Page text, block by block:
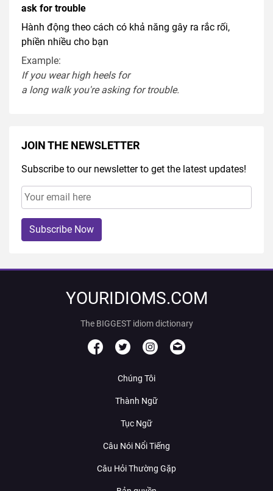
ask for trouble
Hành động theo cách có khả năng gây ra rắc rối,
phiền nhiều cho bạn
Example:
If you wearhigh heelsfor
a long walkyou'reaskingfortrouble.
JOIN THE NEWSLETTER
Subscribe to our newsletter to get the latest updates!
Subscribe Now
YOURIDIOMS.COM
The BIGGEST idiom dictionary
Chúng Tôi
Thành Ngữ
Tục Ngữ
Câu Nói Nổi Tiếng
Câu Hỏi Thường Gặp